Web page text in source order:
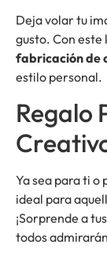
Deja volar tu
gusto. Con
fabricación de
estilo personal.
Regalo
Ya sea para ti o
ideal para
¡Sorprende a
todos